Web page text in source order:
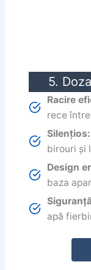
5.
Racire
rece
Silențios:
birouri și
Design
baza
apă